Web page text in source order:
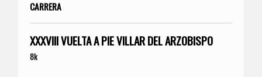
CARRERA
XXXVIII VUELTA A PIE VILLAR DEL ARZOBISPO
8k